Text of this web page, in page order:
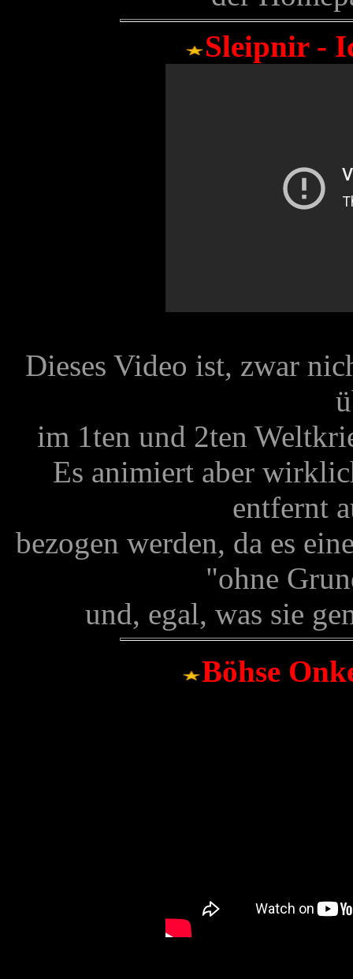
Sleipnir -
Dieses Video ist, zwar
im 1ten und 2ten
Es animiert aber
entfernt
bezogen werden, da es
"ohne
und, egal, was sie
Böhse